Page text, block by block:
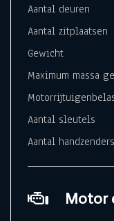
Aantal deuren
Aantal zitplaatsen
Gewicht
Maximum massa
Aantal sleutels
Aantal handzenders
Motor